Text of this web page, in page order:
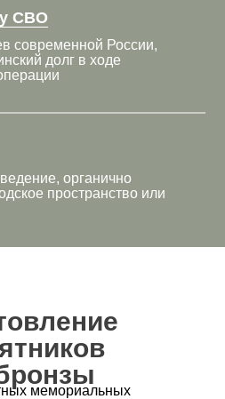
СВО
современной России,
долг в ходе
органично
пространство или
мемориальных